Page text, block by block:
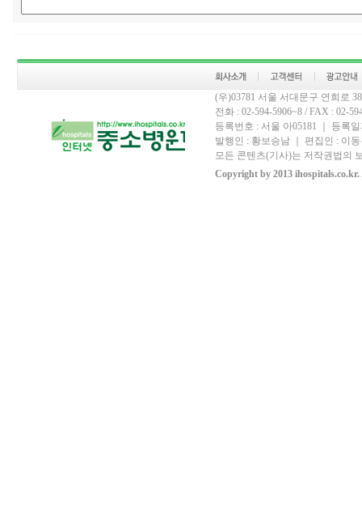
(우)03781 서울 서대문구 연희로
전화 : 02-594-5906~8 / FAX : 02-
등록번호 : 서울 아05181 ｜ 등록
발행인 : 황보승남 ｜ 편집인 : 이
모든 콘텐츠(기사)는 저작권법의
Copyright by 2013 ihospitals.co.kr.